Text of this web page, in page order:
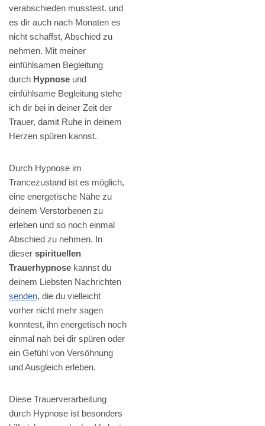
verabschieden musstest. und
es dir auch nach Monaten es
nicht schaffst, Abschied zu
nehmen. Mit meiner
einfühlsamen Begleitung
durch Hypnose und
einfühlsame Begleitung stehe
ich dir bei in deiner Zeit der
Trauer, damit Ruhe in deinem
Herzen spüren kannst.
Durch Hypnose im
Trancezustand ist es möglich,
eine energetische Nähe zu
deinem Verstorbenen zu
erleben und so noch einmal
Abschied zu nehmen. In
dieser spirituellen
Trauerhypnose kannst du
deinem Liebsten Nachrichten
senden, die du vielleicht
vorher nicht mehr sagen
konntest, ihn energetisch noch
einmal nah bei dir spüren oder
ein Gefühl von Versöhnung
und Ausgleich erleben.
Diese Trauerverarbeitung
durch Hypnose ist besonders